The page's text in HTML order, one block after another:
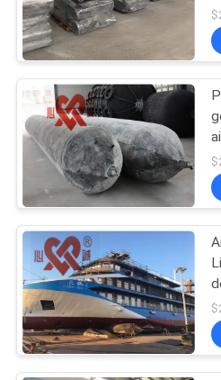
NOTIZIE
CASI
MAPPA
DEL
SITO
PRIVACY
POLICY
Airbag di
marini
Airbag di
della nave